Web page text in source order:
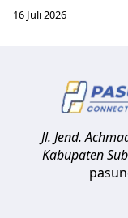
16 Juli 2026
Jl. Jend.
Kabupaten